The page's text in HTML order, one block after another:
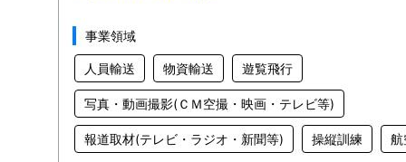
事業領域
人員輸送 物資輸送 遊覧飛行
写真・動画撮影(ＣＭ空撮・映画・テレビ等)
報道取材(テレビ・ラジオ・新聞等) 操縦訓練 航